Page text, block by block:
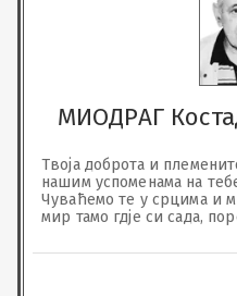
МИОДРАГ
Твоја доброта и
нашим успоменама на
Чуваћемо те у срцима и
мир тамо гдје си сада,